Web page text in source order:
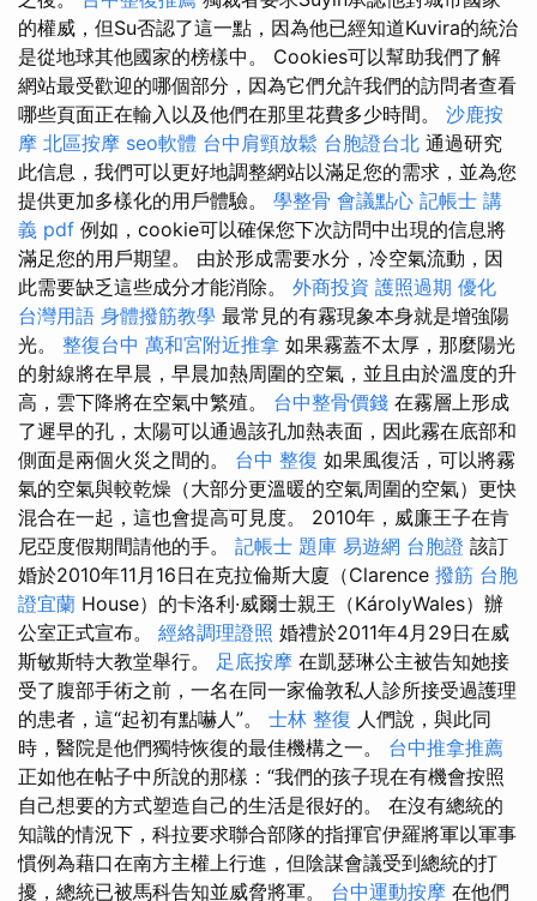
的權威，但Su否認了這一點，因為他已經知道Kuvira的統治
是從地球其他國家的榜樣中。 Cookies可以幫助我們了解
網站最受歡迎的哪個部分，因為它們允許我們的訪問者查看
哪些頁面正在輸入以及他們在那里花費多少時間。 沙鹿按
摩 北區按摩 seo軟體 台中肩頸放鬆 台胞證台北 通過研究
此信息，我們可以更好地調整網站以滿足您的需求，並為您
提供更加多樣化的用戶體驗。 學整骨 會議點心 記帳士 講
義 pdf 例如，cookie可以確保您下次訪問中出現的信息將
滿足您的用戶期望。 由於形成需要水分，冷空氣流動，因
此需要缺乏這些成分才能消除。 外商投資 護照過期 優化
台灣用語 身體撥筋教學 最常見的有霧現象本身就是增強陽
光。 整復台中 萬和宮附近推拿 如果霧蓋不太厚，那麼陽光
的射線將在早晨，早晨加熱周圍的空氣，並且由於溫度的升
高，雲下降將在空氣中繁殖。 台中整骨價錢 在霧層上形成
了遲早的孔，太陽可以通過該孔加熱表面，因此霧在底部和
側面是兩個火災之間的。 台中 整復 如果風復活，可以將霧
氣的空氣與較乾燥（大部分更溫暖的空氣周圍的空氣）更快
混合在一起，這也會提高可見度。 2010年，威廉王子在肯
尼亞度假期間請他的手。 記帳士 題庫 易遊網 台胞證 該訂
婚於2010年11月16日在克拉倫斯大廈（Clarence 撥筋 台胞
證宜蘭 House）的卡洛利·威爾士親王（KárolyWales）辦
公室正式宣布。 經絡調理證照 婚禮於2011年4月29日在威
斯敏斯特大教堂舉行。 足底按摩 在凱瑟琳公主被告知她接
受了腹部手術之前，一名在同一家倫敦私人診所接受過護理
的患者，這“起初有點嚇人”。 士林 整復 人們說，與此同
時，醫院是他們獨特恢復的最佳機構之一。 台中推拿推薦
正如他在帖子中所說的那樣：“我們的孩子現在有機會按照
自己想要的方式塑造自己的生活是很好的。 在沒有總統的
知識的情況下，科拉要求聯合部隊的指揮官伊羅將軍以軍事
慣例為藉口在南方主權上行進，但陰謀會議受到總統的打
擾，總統已被馬科告知並威脅將軍。 台中運動按摩 在他們